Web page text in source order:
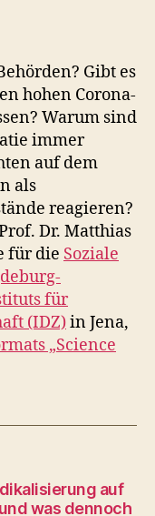
Gibt es
hohen Corona-
Warum sind
immer
auf dem
als
reagieren?
Dr. Matthias
für die Soziale
für
(IDZ)in Jena,
„Science
auf
was dennoch